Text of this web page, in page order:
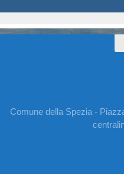
Comune della Spezia -